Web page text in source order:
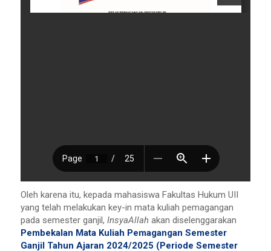
Oleh karena itu, kepada mahasiswa Fakultas Hukum UII
yang telah melakukan key-in mata kuliah pemagangan
pada semester ganjil, InsyaAllah akan diselenggarakan
Pembekalan Mata Kuliah Pemagangan Semester
Ganjil Tahun Ajaran 2024/2025 (Periode Semester